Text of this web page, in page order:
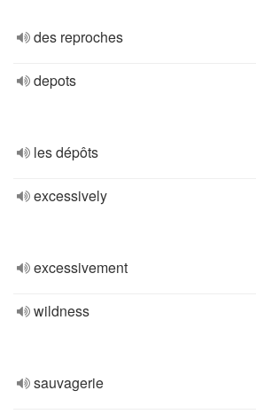
des reproches
depots
les dépôts
excessively
excessivement
wildness
sauvagerie